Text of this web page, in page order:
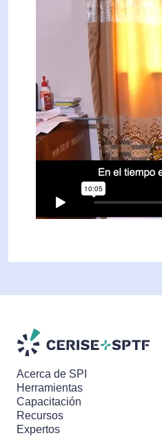
Acerca de SPI
Herramientas
Capacitación
Recursos
Expertos